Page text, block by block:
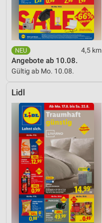
4,5 km
Angebote ab 10.08.
Gültig ab Mo. 10.08.
Lidl